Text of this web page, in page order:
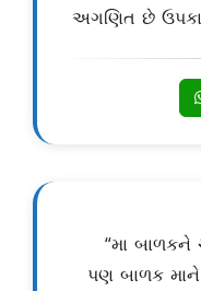
અગણિત છે
“મા બાળકને
પણ બાળક માને